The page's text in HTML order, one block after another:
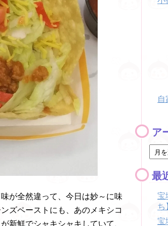
が全然違って、今日は妙～に味
ズペーストにも、あのメキシコ
新鮮でシャキシャキしていて、
自
ア
最
宝
ち
宝